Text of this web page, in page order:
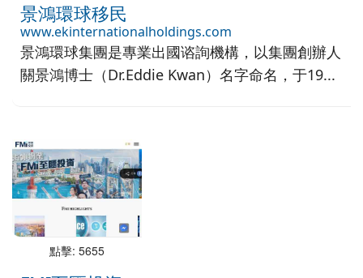
景鴻環球移民
www.ekinternationalholdings.com
景鴻環球集團是專業出國谘詢機構，以集團創辦人
關景鴻博士（Dr.Eddie Kwan）名字命名，于19...
點擊: 5655